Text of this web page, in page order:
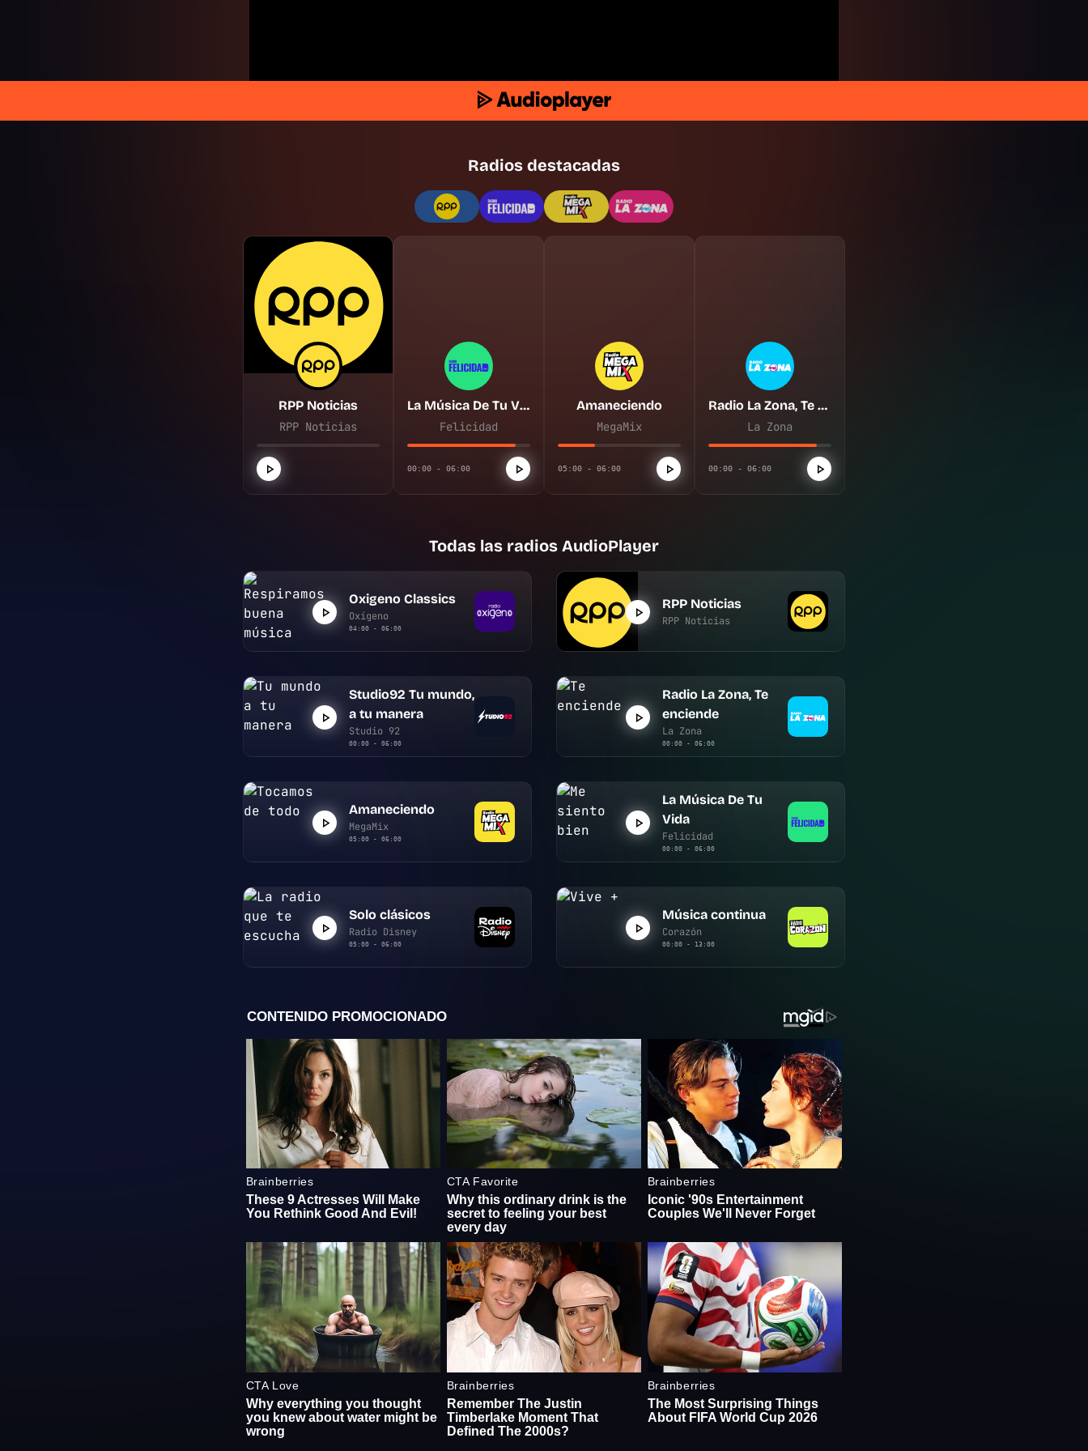
Radios destacadas
RPP Noticias
RPP Noticias
La Música De Tu Vida
Felicidad
00:00 - 06:00
Amaneciendo
MegaMix
05:00 - 06:00
Radio La Zona, Te enciende
La Zona
00:00 - 06:00
Todas las radios AudioPlayer
Oxigeno Classics
Oxígeno
04:00 - 06:00
RPP Noticias
RPP Noticias
Studio92 Tu mundo,
a tu manera
Studio 92
00:00 - 06:00
Radio La Zona, Te
enciende
La Zona
00:00 - 06:00
Amaneciendo
MegaMix
05:00 - 06:00
La Música De Tu
Vida
Felicidad
00:00 - 06:00
Solo clásicos
Radio Disney
05:00 - 06:00
Música continua
Corazón
00:00 - 13:00